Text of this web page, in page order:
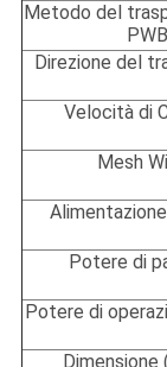
Metodo del
PWB
Direzione del
Velocità di
Mesh
Potere di
Potere di
Dimensione